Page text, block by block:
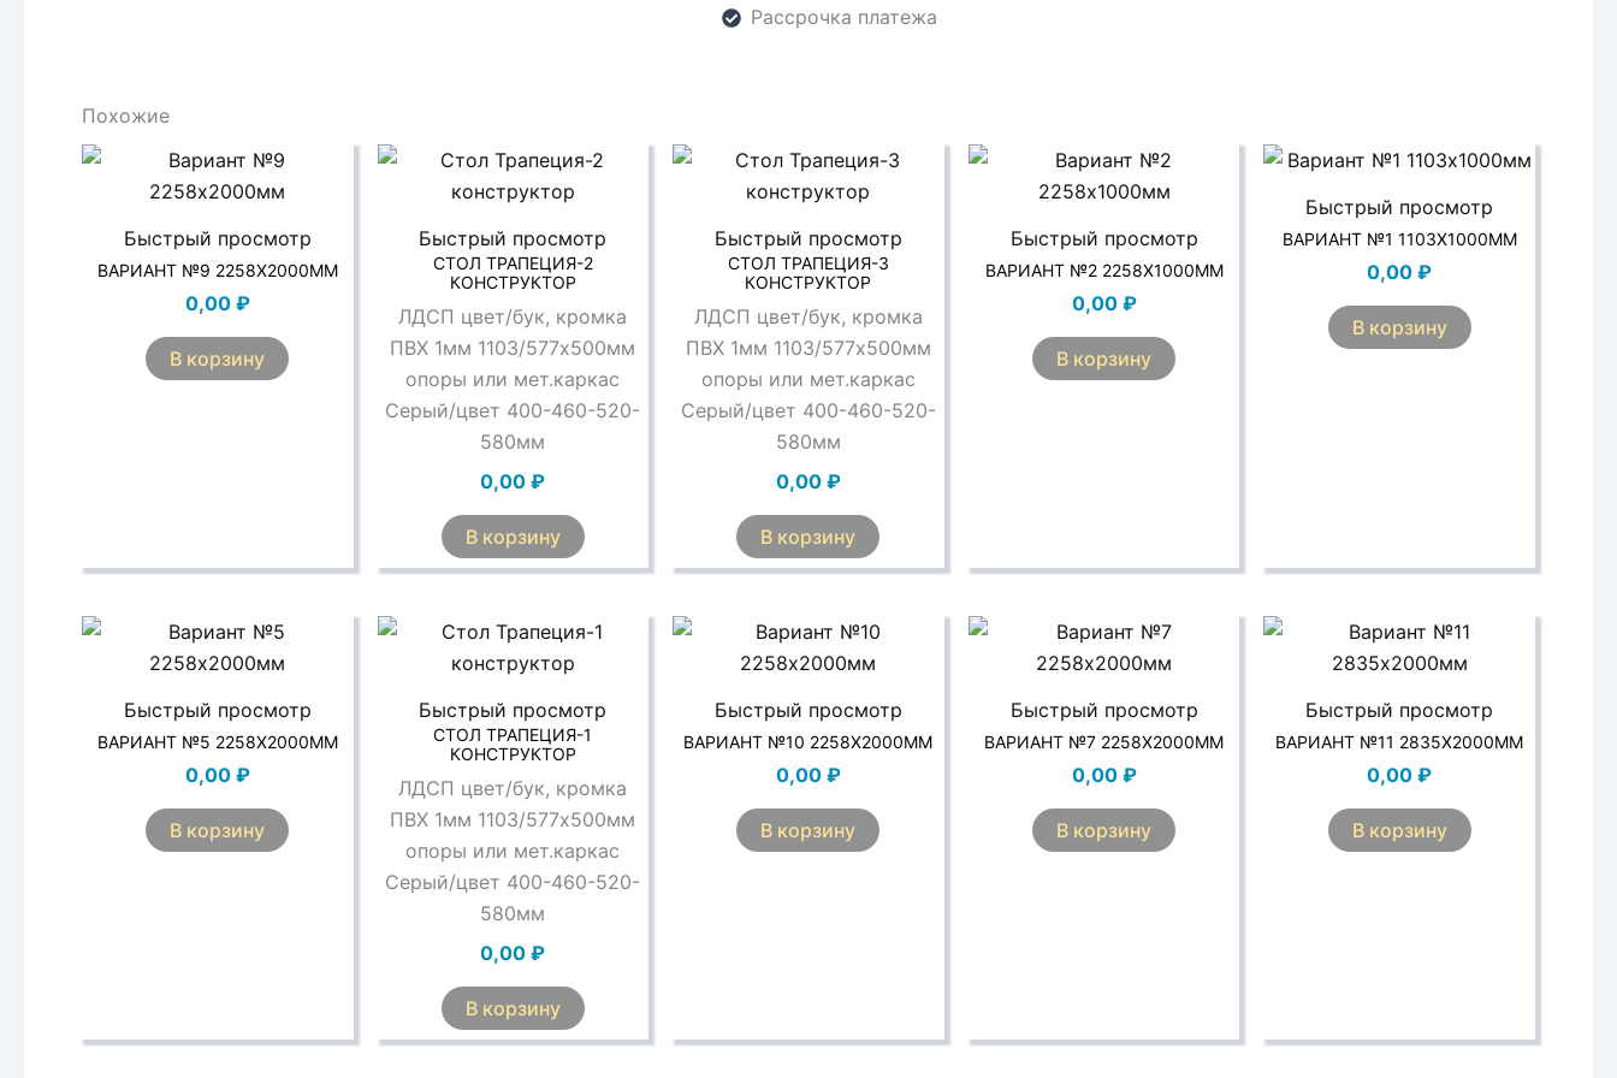
Рассрочка платежа
Похожие
Быстрый просмотр
ВАРИАНТ №9 2258Х2000ММ
0,00 ₽
В корзину
Быстрый просмотр
СТОЛ ТРАПЕЦИЯ-2
КОНСТРУКТОР
ЛДСП цвет/бук, кромка
ПВХ 1мм 1103/577х500мм
опоры или мет.каркас
Серый/цвет 400-460-520-
580мм
0,00₽
В корзину
Быстрый просмотр
СТОЛ ТРАПЕЦИЯ-3
КОНСТРУКТОР
ЛДСП цвет/бук, кромка
ПВХ 1мм 1103/577х500мм
опоры или мет.каркас
Серый/цвет 400-460-520-
580мм
0,00 ₽
В корзину
Быстрый просмотр
ВАРИАНТ №2 2258Х1000ММ
0,00 ₽
В корзину
Быстрый просмотр
ВАРИАНТ №1 1103Х1000ММ
0,00₽
В корзину
Быстрый просмотр
ВАРИАНТ №5 2258Х2000ММ
0,00 ₽
В корзину
Быстрый просмотр
СТОЛ ТРАПЕЦИЯ-1
КОНСТРУКТОР
ЛДСП цвет/бук, кромка
ПВХ 1мм 1103/577х500мм
опоры или мет.каркас
Серый/цвет 400-460-520-
580мм
0,00₽
В корзину
Быстрый просмотр
ВАРИАНТ №10 2258Х2000ММ
0,00 ₽
В корзину
Быстрый просмотр
ВАРИАНТ №7 2258Х2000ММ
0,00 ₽
В корзину
Быстрый просмотр
ВАРИАНТ №11 2835Х2000ММ
0,00₽
В корзину